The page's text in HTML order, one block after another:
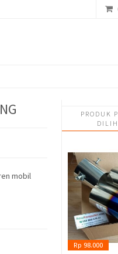
mobil
PRODUK
Rp 98.000